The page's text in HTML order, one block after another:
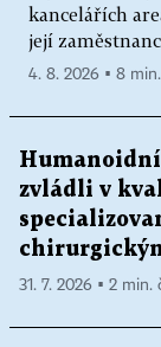
kancelářích
její
4. 8. 2026 ▪ 8
zvládli v
31. 7. 2026 ▪ 2 min.